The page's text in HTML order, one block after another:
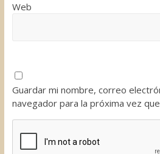
Web
Guardar mi nombre, correo
navegador para la próxima vez